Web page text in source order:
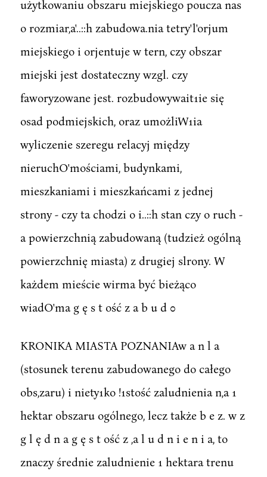
użytkowaniu obszaru miejskiego poucza nas
o rozmiar,a'..::h zabudowa.nia tetry'l'orjum
miejskiego i orjentuje w tern, czy obszar
miejski jest dostateczny wzgl. czy
faworyzowane jest. rozbudowywait1ie się
osad podmiejskich, oraz umożliW1ia
wyliczenie szeregu relacyj między
nieruchO'mościami, budynkami,
mieszkaniami i mieszkańcami z jednej
strony - czy ta chodzi o i..::h stan czy o ruch -
a powierzchnią zabudowaną (tudzież ogólną
powierzchnię miasta) z drugiej slrony. W
każdem mieście wirma być bieżąco
wiadO'ma g ę s t ość z a b u d 0
KRONIKA MIASTA POZNANIAw a n l a
(stosunek terenu zabudowanego do całego
obs,zaru) i niety1ko !1stość zaludnienia n,a 1
hektar obszaru ogólnego, lecz także b e z. w z
g l ę d n a g ę s t ość z ,a l u d n i e n i a, to
znaczy średnie zaludnienie 1 hektara trenu